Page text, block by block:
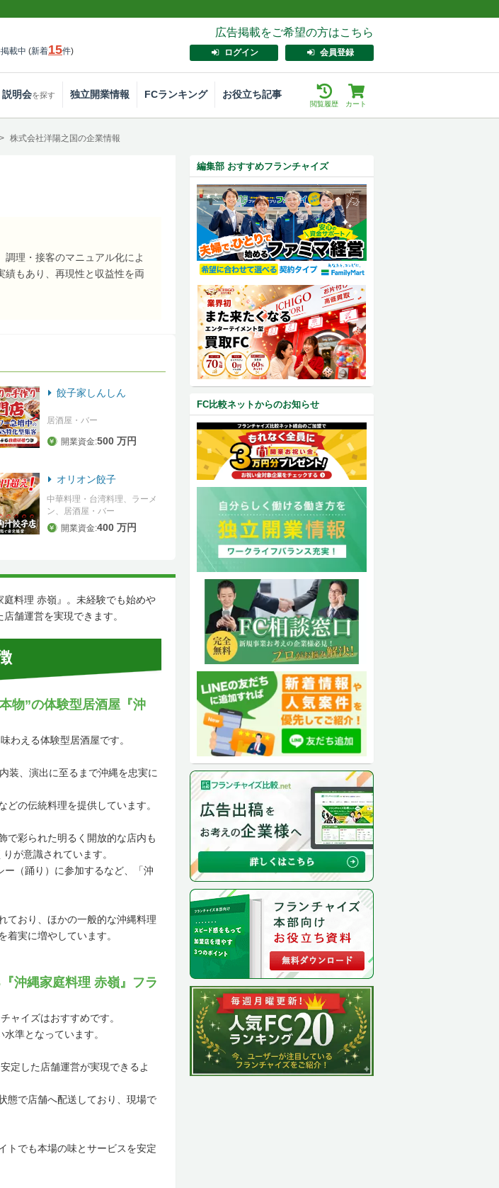
載中 (新着15件)
広告掲載をご希望の方はこちら
会員登録
ログイン
説明会を探す 独立開業情報 FCランキング お役立ち記事
カート
閲覧履歴
株式会社洋陽之国の企業情報
調理・接客のマニュアル化によ
績もあり、再現性と収益性を両
餃子家しんしん
居酒屋・バー
開業資金:500 万円
オリオン餃子
中華料理・台湾料理、ラーメ
ン、居酒屋・バー
開業資金:400 万円
料理 赤嶺』。未経験でも始めや
舗運営を実現できます。
物”の体験型居酒屋『沖
わえる体験型居酒屋です。
装、演出に至るまで沖縄を忠実に
の伝統料理を提供しています。
で彩られた明るく開放的な店内も
が意識されています。
（踊り）に参加するなど、「沖
ており、ほかの一般的な沖縄料理
実に増やしています。
沖縄家庭料理 赤嶺』フラ
ャイズはおすすめです。
準となっています。
定した店舗運営が実現できるよ
態で店舗へ配送しており、現場で
トでも本場の味とサービスを安定
編集部 おすすめフランチャイズ
FC比較ネットからのお知らせ